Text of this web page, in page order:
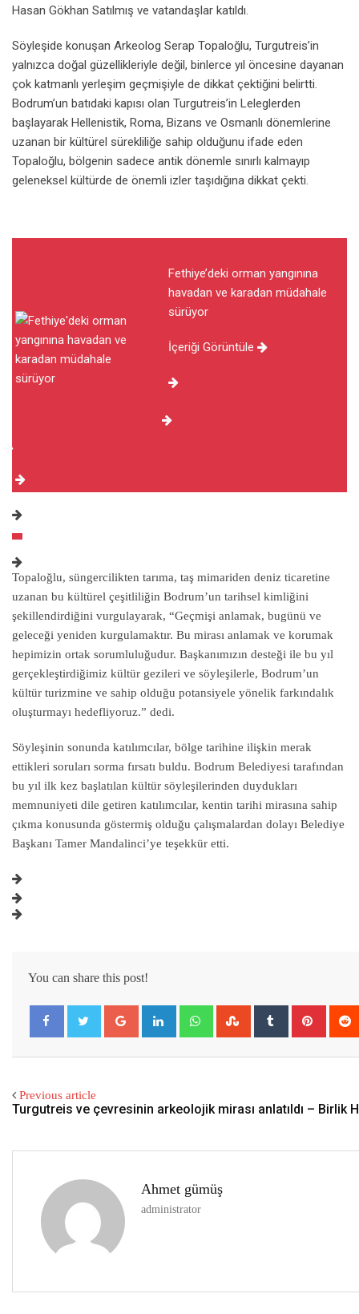
Hasan Gökhan Satılmış ve vatandaşlar katıldı.
Söyleşide konuşan Arkeolog Serap Topaloğlu, Turgutreis’in
yalnızca doğal güzellikleriyle değil, binlerce yıl öncesine dayanan
çok katmanlı yerleşim geçmişiyle de dikkat çektiğini belirtti.
Bodrum’un batıdaki kapısı olan Turgutreis’in Leleglerden
başlayarak Hellenistik, Roma, Bizans ve Osmanlı dönemlerine
uzanan bir kültürel sürekliliğe sahip olduğunu ifade eden
Topaloğlu, bölgenin sadece antik dönemle sınırlı kalmayıp
geleneksel kültürde de önemli izler taşıdığına dikkat çekti.
Fethiye’deki orman yangınına
havadan ve karadan müdahale
sürüyor
İçeriği Görüntüle
Topaloğlu, süngercilikten tarıma, taş mimariden deniz ticaretine
uzanan bu kültürel çeşitliliğin Bodrum’un tarihsel kimliğini
şekillendirdiğini vurgulayarak, “Geçmişi anlamak, bugünü ve
geleceği yeniden kurgulamaktır. Bu mirası anlamak ve korumak
hepimizin ortak sorumluluğudur. Başkanımızın desteği ile bu yıl
gerçekleştirdiğimiz kültür gezileri ve söyleşilerle, Bodrum’un
kültür turizmine ve sahip olduğu potansiyele yönelik farkındalık
oluşturmayı hedefliyoruz.” dedi.
Söyleşinin sonunda katılımcılar, bölge tarihine ilişkin merak
ettikleri soruları sorma fırsatı buldu. Bodrum Belediyesi tarafından
bu yıl ilk kez başlatılan kültür söyleşilerinden duydukları
memnuniyeti dile getiren katılımcılar, kentin tarihi mirasına sahip
çıkma konusunda göstermiş olduğu çalışmalardan dolayı Belediye
Başkanı Tamer Mandalinci’ye teşekkür etti.
You can share this post!
Previous article
Turgutreis ve çevresinin arkeolojik mirası anlatıldı – Birlik
Ahmet gümüş
administrator